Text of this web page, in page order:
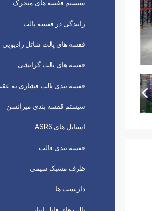
سیستم قفسه های متحرک
رانندگی در قفسه پالت
قفسه های پالت شاتل رادیویی
قفسه های پالت گرانشی
قفسه بندی پالت فشاری به
سیستم قفسه بندی میزانسن
استایل های ASRS
قفسه بندی قالب
ظرف مشبک سیمی
داربست ها